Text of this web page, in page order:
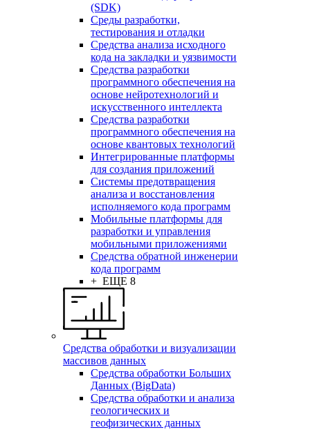
(SDK)
Среды разработки,
тестирования и отладки
Средства анализа исходного
кода на закладки и уязвимости
Средства разработки
программного обеспечения на
основе нейротехнологий и
искусственного интеллекта
Средства разработки
программного обеспечения на
основе квантовых технологий
Интегрированные платформы
для создания приложений
Системы предотвращения
анализа и восстановления
исполняемого кода программ
Мобильные платформы для
разработки и управления
мобильными приложениями
Средства обратной инженерии
кода программ
+ ЕЩЕ 8
Средства обработки и визуализации
массивов данных
Средства обработки Больших
Данных (BigData)
Средства обработки и анализа
геологических и
геофизических данных